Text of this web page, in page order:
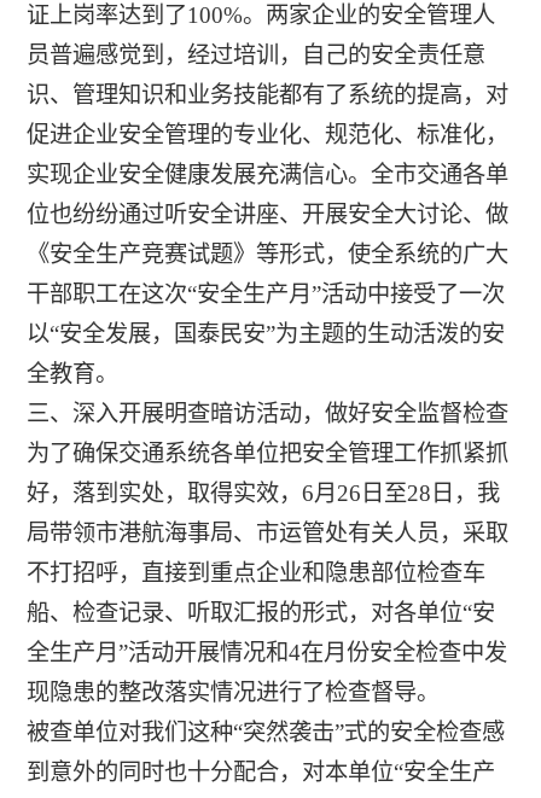
证上岗率达到了100%。两家企业的安全管理人
员普遍感觉到，经过培训，自己的安全责任意
识、管理知识和业务技能都有了系统的提高，对
促进企业安全管理的专业化、规范化、标准化，
实现企业安全健康发展充满信心。全市交通各单
位也纷纷通过听安全讲座、开展安全大讨论、做
《安全生产竞赛试题》等形式，使全系统的广大
干部职工在这次“安全生产月”活动中接受了一次
以“安全发展，国泰民安”为主题的生动活泼的安
全教育。
三、深入开展明查暗访活动，做好安全监督检查
为了确保交通系统各单位把安全管理工作抓紧抓
好，落到实处，取得实效，6月26日至28日，我
局带领市港航海事局、市运管处有关人员，采取
不打招呼，直接到重点企业和隐患部位检查车
船、检查记录、听取汇报的形式，对各单位“安
全生产月”活动开展情况和4在月份安全检查中发
现隐患的整改落实情况进行了检查督导。
被查单位对我们这种“突然袭击”式的安全检查感
到意外的同时也十分配合，对本单位“安全生产